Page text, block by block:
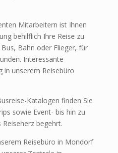
Mitarbeitern ist Ihnen
behilflich Ihre Reise zu
Bahn oder Flieger, für
Interessante
in unserem Reisebüro
Katalogen finden Sie
sowie Event- bis hin zu
begehrt.
Reisebüro in Mondorf